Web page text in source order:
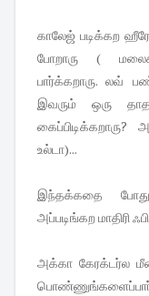
காலேஜ் படிக்கற
போறாரு (
பார்க்கறாரு. லவ்
இவரும் ஒரு
கைப்பிடிக்கறாரு?
உல்டா)...
இந்தக்கதை
அப்படிங்கற மாதிரி
அக்கா கேரக்டர்ல